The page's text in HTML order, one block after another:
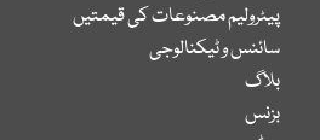
پیٹرولیم مصنوعات کی قیمتیں
سائنس و ٹیکنالوجی
بلاگ
بزنس